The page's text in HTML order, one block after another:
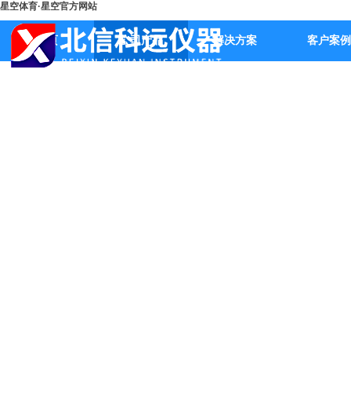
星空体育·星空官方网站
首页 公司产品 解决方案 客户案例